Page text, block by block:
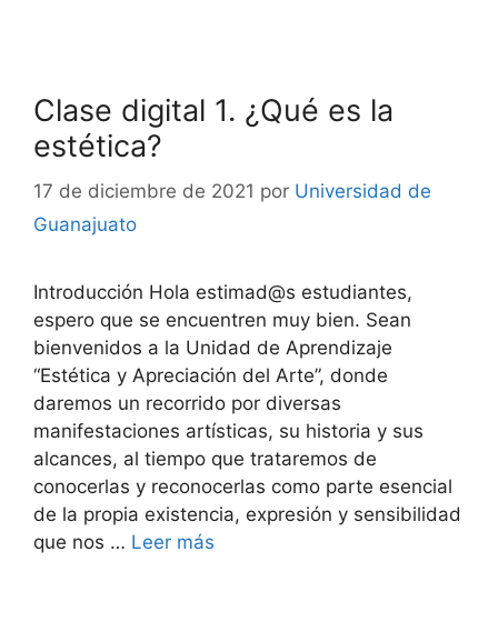
Clase digital 1. ¿Qué es la
estética?
17 de diciembre de 2021 por Universidad de
Guanajuato
Introducción Hola estimad@s estudiantes,
espero que se encuentren muy bien. Sean
bienvenidos a la Unidad de Aprendizaje
“Estética y Apreciación del Arte”, donde
daremos un recorrido por diversas
manifestaciones artísticas, su historia y sus
alcances, al tiempo que trataremos de
conocerlas y reconocerlas como parte esencial
de la propia existencia, expresión y sensibilidad
que nos … Leer más